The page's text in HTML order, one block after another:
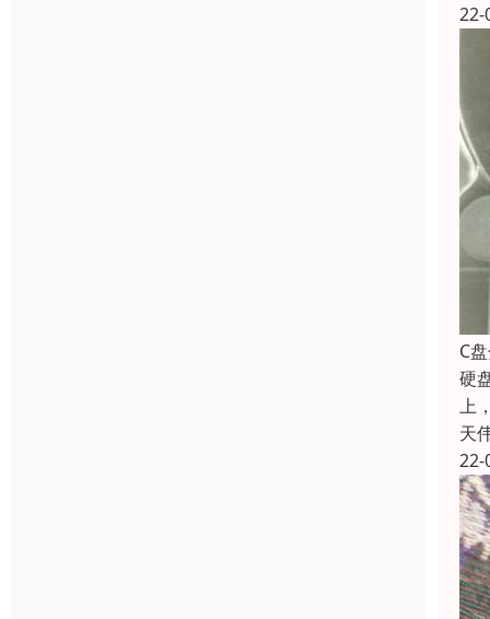
22-
C
硬
上
天
22-